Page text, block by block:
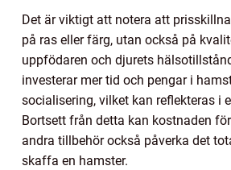
Det är viktigt att notera att
på ras eller färg, utan också på
uppfödaren och djurets
investerar mer tid och pengar i
socialisering, vilket kan reflekteras i
Bortsett från detta kan kostnaden
andra tillbehör också påverka det
skaffa en hamster.